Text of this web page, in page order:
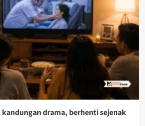
kandungan drama, berhenti sejenak